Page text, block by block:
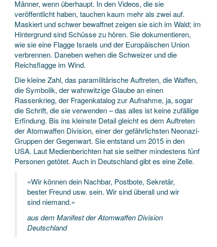
Männer, wenn überhaupt. In den Videos, die sie
veröffentlicht haben, tauchen kaum mehr als zwei auf.
Maskiert und schwer bewaffnet zeigen sie sich im Wald; im
Hintergrund sind Schüsse zu hören. Sie dokumentieren,
wie sie eine Flagge Israels und der Europäischen Union
verbrennen. Daneben wehen die Schweizer und die
Reichsflagge im Wind.
Die kleine Zahl, das paramilitärische Auftreten, die Waffen,
die Symbolik, der wahnwitzige Glaube an einen
Rassenkrieg, der Fragenkatalog zur Aufnahme, ja, sogar
die Schrift, die sie verwenden – das alles ist keine zufällige
Erfindung. Bis ins kleinste Detail gleicht es dem Auftreten
der Atomwaffen Division, einer der gefährlichsten Neonazi-
Gruppen der Gegenwart. Sie entstand um 2015 in den
USA. Laut Medienberichten hat sie seither mindestens fünf
Personen getötet. Auch in Deutschland gibt es eine Zelle.
«Wir können dein Nachbar, Postbote, Sekretär,
bester Freund usw. sein. Wir sind überall und wir
sind niemand.»
aus dem Manifest der Atomwaffen Division
Deutschland